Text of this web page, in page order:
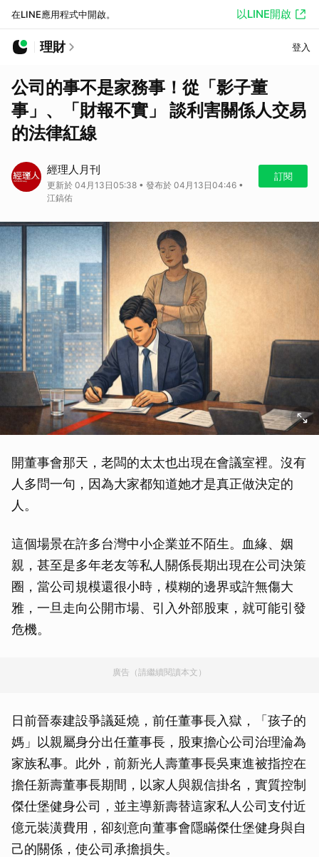
在LINE應用程式中開啟。 以LINE開啟
理財 登入
公司的事不是家務事！從「影子董
事」、「財報不實」 談利害關係人交易
的法律紅線
經理人月刊
更新於 04月13日05:38 • 發布於 04月13日04:46 •
江鎬佑
訂閱
開董事會那天，老闆的太太也出現在會議室裡。沒有
人多問一句，因為大家都知道她才是真正做決定的
人。
這個場景在許多台灣中小企業並不陌生。血緣、姻
親，甚至是多年老友等私人關係長期出現在公司決策
圈，當公司規模還很小時，模糊的邊界或許無傷大
雅，一旦走向公開市場、引入外部股東，就可能引發
危機。
廣告（請繼續閱讀本文）
日前晉泰建設爭議延燒，前任董事長入獄，「孩子的
媽」以親屬身分出任董事長，股東擔心公司治理淪為
家族私事。此外，前新光人壽董事長吳東進被指控在
擔任新壽董事長期間，以家人與親信掛名，實質控制
傑仕堡健身公司，並主導新壽替這家私人公司支付近
億元裝潢費用，卻刻意向董事會隱瞞傑仕堡健身與自
己的關係，使公司承擔損失。